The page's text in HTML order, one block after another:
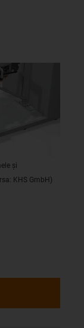
și
KHS GmbH)